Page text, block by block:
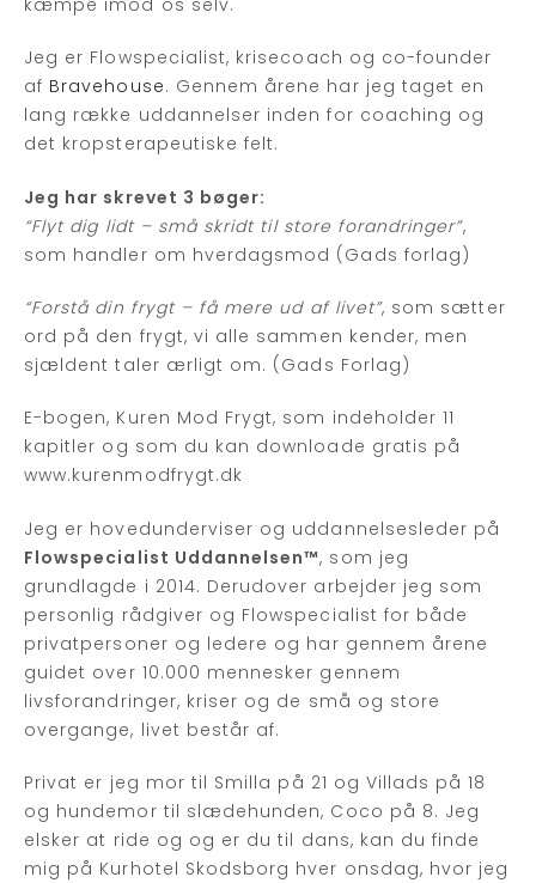
Jeg er Flowspecialist, krisecoach og co-founder
af Bravehouse. Gennem årene har jeg taget en
lang række uddannelser inden for coaching og
det kropsterapeutiske felt.
Jeg har skrevet 3 bøger:
“Flyt dig lidt – små skridt til store forandringer”,
som handler om hverdagsmod (Gads forlag)
“Forstå din frygt – få mere ud af livet”, som sætter
ord på den frygt, vi alle sammen kender, men
sjældent taler ærligt om. (Gads Forlag)
E-bogen, Kuren Mod Frygt, som indeholder 11
kapitler og som du kan downloade gratis på
www.kurenmodfrygt.dk
Jeg er hovedunderviser og uddannelsesleder på
Flowspecialist Uddannelsen™, som jeg
grundlagde i 2014. Derudover arbejder jeg som
personlig rådgiver og Flowspecialist for både
privatpersoner og ledere og har gennem årene
guidet over 10.000 mennesker gennem
livsforandringer, kriser og de små og store
overgange, livet består af.
Privat er jeg mor til Smilla på 21 og Villads på 18
og hundemor til slædehunden, Coco på 8. Jeg
elsker at ride og og er du til dans, kan du finde
mig på Kurhotel Skodsborg hver onsdag, hvor jeg